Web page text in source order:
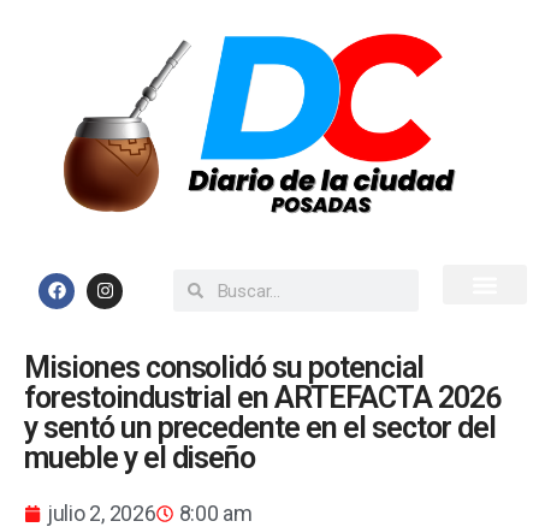
Misiones consolidó su potencial
forestoindustrial en ARTEFACTA 2026
y sentó un precedente en el sector del
mueble y el diseño
julio 2, 2026 8:00 am